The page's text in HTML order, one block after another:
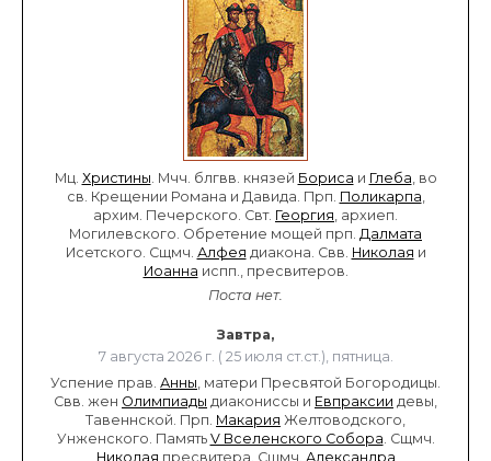
Мц. Христины . Мчч. блгвв. князей Бориса и Глеба , во
св. Крещении Романа и Давида. Прп. Поликарпа
архим. Печерского. Свт. Георгия , архиеп.
Могилевского. Обретение мощей прп. Далмата
Исетского. Сщмч. Алфея диакона. Свв. Николая и
Иоанна испп., пресвитеров.
Поста нет.
Завтра,
7 августа 2026 г. ( 25 июля ст.ст.), пятница.
Успение прав. Анны , матери Пресвятой Богородицы.
Свв. жен Олимпиады диакониссы и Евпраксии девы,
Тавеннской. Прп. Макария Желтоводского,
Унженского. Память V Вселенского Собора . Сщмч.
Николая пресвитера. Сщмч. Александра